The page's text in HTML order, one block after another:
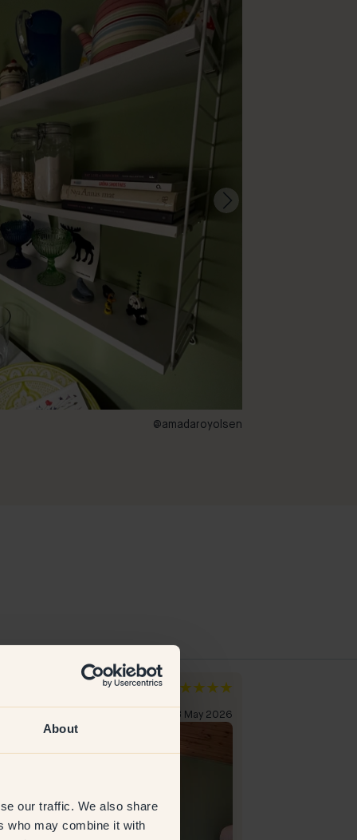
About
our traffic. We also share
who may combine it with
@amadaroyolsen
23 May 2026